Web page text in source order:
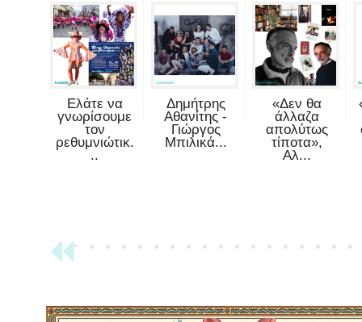
Ελάτε να
γνωρίσουμε
τον
ρεθυμνιώτικ.
..
Δημήτρης
Αθανίτης -
Γιώργος
Μπιλικά...
«Δεν θα
άλλαζα
απολύτως
τίποτα»,
Αλ...